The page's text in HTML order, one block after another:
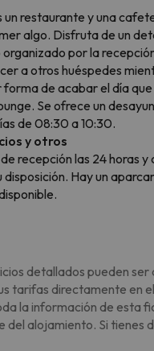
un restaurante y una
algo. Disfruta de un
por la
a otros huéspedes
de acabar el día que
Se ofrece un
de 08:30 a 10:30.
y otros
recepción las 24 horas y
disposición. Hay un
detallados pueden ser
tarifas directamente en el
la información de esta
del alojamiento. Si tienes